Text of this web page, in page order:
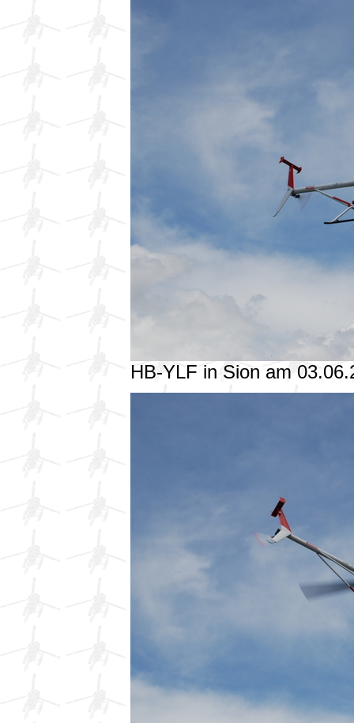
HB-YLF in Sion am